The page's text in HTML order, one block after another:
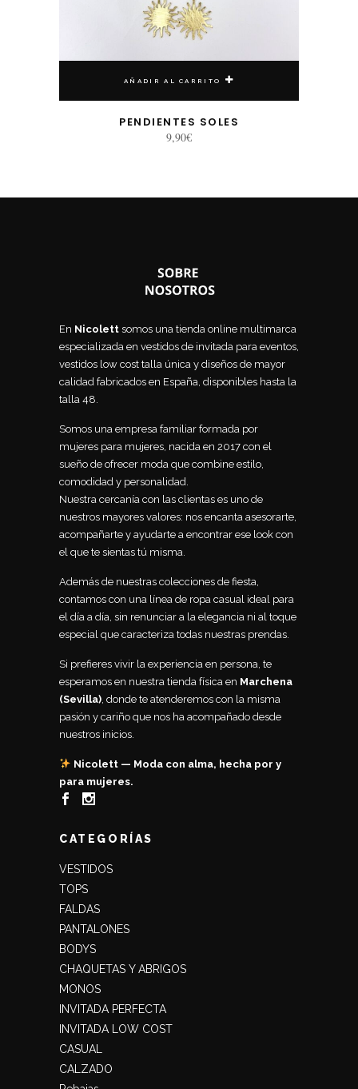
AÑADIR AL CARRITO
PENDIENTES SOLES
9,90€
En Nicolett somos una tienda online multimarca
especializada en vestidos de invitada para eventos,
vestidos low cost talla única y diseños de mayor
calidad fabricados en España, disponibles hasta la
talla 48.
Somos una empresa familiar formada por
mujeres para mujeres, nacida en 2017 con el
sueño de ofrecer moda que combine estilo,
comodidad y personalidad.
Nuestra cercanía con las clientas es uno de
nuestros mayores valores: nos encanta asesorarte,
acompañarte y ayudarte a encontrar ese look con
el que te sientas tú misma.
Además de nuestras colecciones de fiesta,
contamos con una línea de ropa casual ideal para
el día a día, sin renunciar a la elegancia ni al toque
especial que caracteriza todas nuestras prendas.
Si prefieres vivir la experiencia en persona, te
esperamos en nuestra tienda física en Marchena
(Sevilla) , donde te atenderemos con la misma
pasión y cariño que nos ha acompañado desde
nuestros inicios.
Nicolett — Moda con alma, hecha por y
para mujeres.
CATEGORÍAS
VESTIDOS
TOPS
FALDAS
PANTALONES
BODYS
CHAQUETAS Y ABRIGOS
MONOS
INVITADA PERFECTA
INVITADA LOW COST
CASUAL
CALZADO